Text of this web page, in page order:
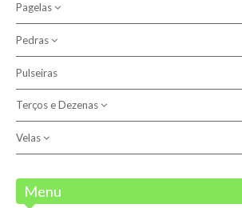
Outras
Pagelas
Anjo do Signo
Santos
Pedras
Outros
Pedras
Pulseiras
Pulseiras
Terços e Dezenas
Dezenas
Velas
Velas 7 Dias
Menu